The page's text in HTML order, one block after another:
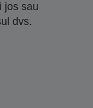
jos sau
dvs.